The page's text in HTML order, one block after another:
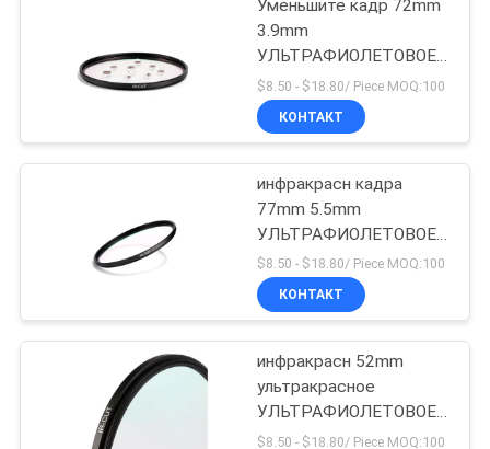
ЦИТАТУ
САЙТА
PRIVACY
Уменьшите кадр 72mm
3.9mm
УЛЬТРАФИОЛЕТОВОЕ
инфракрасн отрезало
фильтр
$8.50 - $18.80/ Piece MOQ:100
КОНТАКТ
инфракрасн кадра
77mm 5.5mm
УЛЬТРАФИОЛЕТОВОЕ
отрезало фильтр
$8.50 - $18.80/ Piece MOQ:100
КОНТАКТ
инфракрасн 52mm
ультракрасное
УЛЬТРАФИОЛЕТОВОЕ
отрезало фильтр
$8.50 - $18.80/ Piece MOQ:100